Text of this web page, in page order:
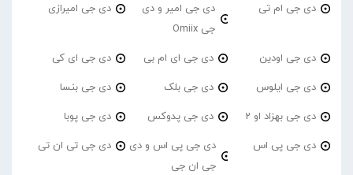
دی جی ام تی
دی جی امیر و دی
جی Omiix
دی جی امیرازی
دی جی اودین دی جی ای ام بی دی جی ای کی
دی جی ایلوس دی جی بلک دی جی بنسا
دی جی بهزاد او 2 دی جی پدوکس دی جی پوبا
دی جی پی اس
دی جی پی اس و دی
جی ان جی
دی جی تی ان تی